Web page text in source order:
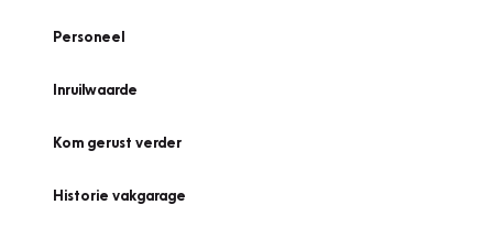
Personeel
Inruilwaarde
Kom gerust verder
Historie vakgarage